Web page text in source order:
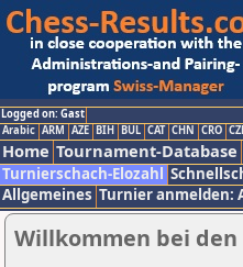
Logged on: Gast
Arabic ARM AZE BIH BUL CAT CHN CRO
Home Tournament-Database
Turnierschach-Elozahl
Allgemeines Turnier anmelden:
Willkommen bei den